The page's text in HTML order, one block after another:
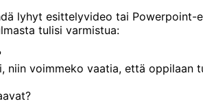
lyhyt esittelyvideo tai
tulisi varmistua:
voimmeko vaatia, että oppilaan